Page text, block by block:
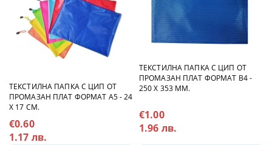
ТЕКСТИЛНА ПАПКА С ЦИП ОТ
ПРОМАЗАН ПЛАТ ФОРМАТ А5 - 24
Х 17 СМ.
€0.60
1.17 лв.
ТЕКСТИЛНА ПАПКА С ЦИП ОТ
ПРОМАЗАН ПЛАТ ФОРМАТ B4 -
250 Х 353 ММ.
€1.00
1.96 лв.